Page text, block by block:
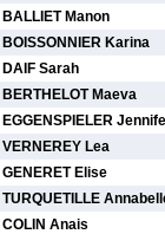
BALLIET Manon
BOISSONNIER Karina
DAIF Sarah
BERTHELOT Maeva
EGGENSPIELER
VERNEREY Lea
GENERET Elise
TURQUETILLE
COLIN Anais